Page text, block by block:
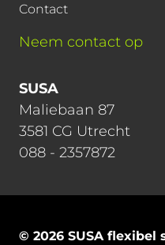
Contact
Neem contact op
SUSA
Maliebaan 87
3581 CG Utrecht
088 - 2357872
© 2026 SUSA